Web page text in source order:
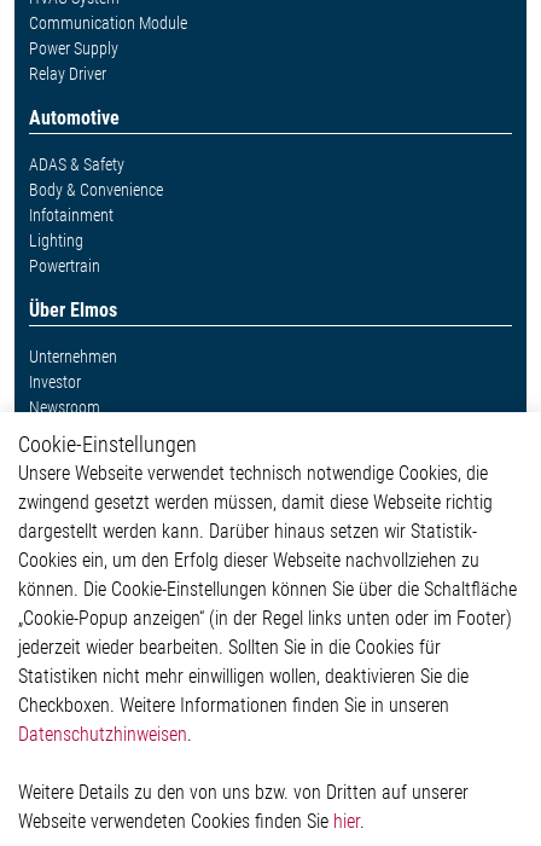
Communication Module
Power Supply
Relay Driver
Automotive
ADAS & Safety
Body & Convenience
Infotainment
Lighting
Powertrain
Über Elmos
Unternehmen
Investor
Newsroom
Weitere Links
Glossar
Kontakt
Hinweisgeberschutzsystem
Impressum
Datenschutzerklärung
Cookie-Popup anzeigen
Elmos Semiconductor SE
Werkstättenstraße 18
Cookie-Einstellungen
Unsere Webseite verwendet technisch notwendige Cookies, die
zwingend gesetzt werden müssen, damit diese Webseite richtig
dargestellt werden kann. Darüber hinaus setzen wir Statistik-
Cookies ein, um den Erfolg dieser Webseite nachvollziehen zu
können. Die Cookie-Einstellungen können Sie über die Schaltfläche
„Cookie-Popup anzeigen“ (in der Regel links unten oder im Footer)
jederzeit wieder bearbeiten. Sollten Sie in die Cookies für
Statistiken nicht mehr einwilligen wollen, deaktivieren Sie die
Checkboxen. Weitere Informationen finden Sie in unseren
Datenschutzhinweisen.
Weitere Details zu den von uns bzw. von Dritten auf unserer
Webseite verwendeten Cookies finden Sie hier.